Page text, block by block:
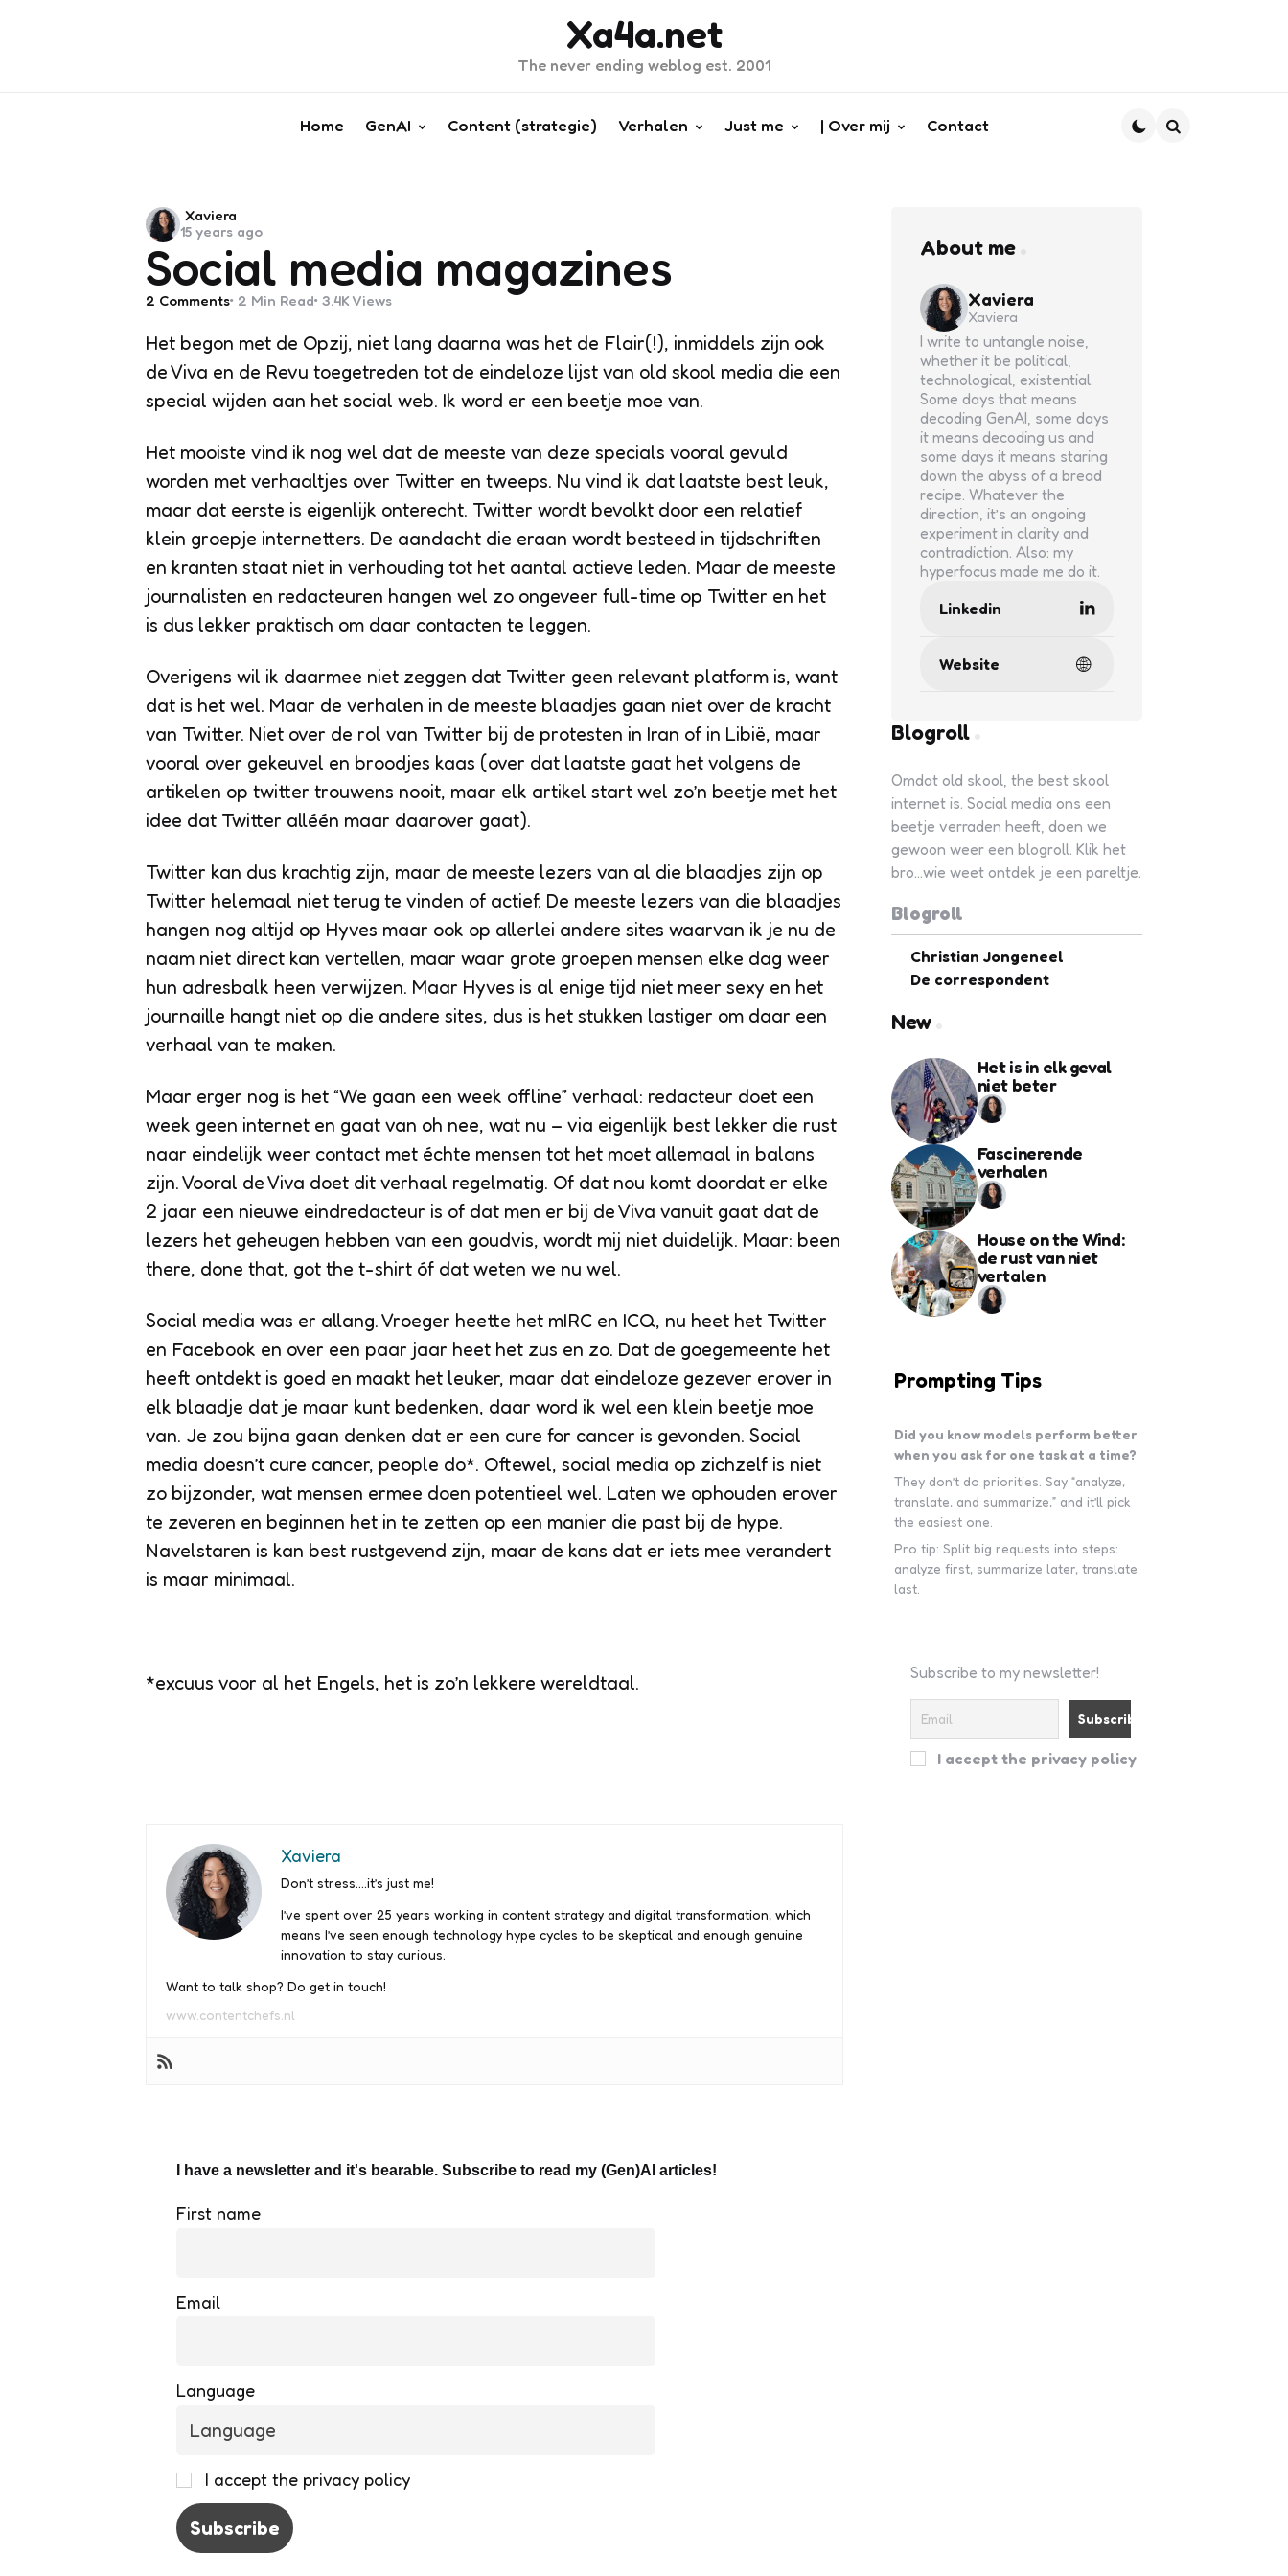
Xa4a.net
The never ending weblog est. 2001
Home GenAI Content (strategie) Verhalen Just me | Over mij Contact
Social media magazines
Posted
by
Xaviera
15 years ago
2 Comments 2 Min Read 3.4K Views
Het begon met de Opzij, niet lang daarna was het de Flair(!), inmiddels zijn ook
de Viva en de Revu toegetreden tot de eindeloze lijst van old skool media die een
special wijden aan het social web. Ik word er een beetje moe van.
Het mooiste vind ik nog wel dat de meeste van deze specials vooral gevuld
worden met verhaaltjes over Twitter en tweeps. Nu vind ik dat laatste best leuk,
maar dat eerste is eigenlijk onterecht. Twitter wordt bevolkt door een relatief
klein groepje internetters. De aandacht die eraan wordt besteed in tijdschriften
en kranten staat niet in verhouding tot het aantal actieve leden. Maar de meeste
journalisten en redacteuren hangen wel zo ongeveer full-time op Twitter en het
is dus lekker praktisch om daar contacten te leggen.
Overigens wil ik daarmee niet zeggen dat Twitter geen relevant platform is, want
dat is het wel. Maar de verhalen in de meeste blaadjes gaan niet over de kracht
van Twitter. Niet over de rol van Twitter bij de protesten in Iran of in Libië, maar
vooral over gekeuvel en broodjes kaas (over dat laatste gaat het volgens de
artikelen op twitter trouwens nooit, maar elk artikel start wel zo’n beetje met het
idee dat Twitter alléén maar daarover gaat).
Twitter kan dus krachtig zijn, maar de meeste lezers van al die blaadjes zijn op
Twitter helemaal niet terug te vinden of actief. De meeste lezers van die blaadjes
hangen nog altijd op Hyves maar ook op allerlei andere sites waarvan ik je nu de
naam niet direct kan vertellen, maar waar grote groepen mensen elke dag weer
hun adresbalk heen verwijzen. Maar Hyves is al enige tijd niet meer sexy en het
journaille hangt niet op die andere sites, dus is het stukken lastiger om daar een
verhaal van te maken.
Maar erger nog is het “We gaan een week offline” verhaal: redacteur doet een
week geen internet en gaat van oh nee, wat nu – via eigenlijk best lekker die rust
naar eindelijk weer contact met échte mensen tot het moet allemaal in balans
zijn. Vooral de Viva doet dit verhaal regelmatig. Of dat nou komt doordat er elke
2 jaar een nieuwe eindredacteur is of dat men er bij de Viva vanuit gaat dat de
lezers het geheugen hebben van een goudvis, wordt mij niet duidelijk. Maar: been
there, done that, got the t-shirt óf dat weten we nu wel.
Social media was er allang. Vroeger heette het mIRC en ICQ, nu heet het Twitter
en Facebook en over een paar jaar heet het zus en zo. Dat de goegemeente het
heeft ontdekt is goed en maakt het leuker, maar dat eindeloze gezever erover in
elk blaadje dat je maar kunt bedenken, daar word ik wel een klein beetje moe
van. Je zou bijna gaan denken dat er een cure for cancer is gevonden. Social
media doesn’t cure cancer, people do*. Oftewel, social media op zichzelf is niet
zo bijzonder, wat mensen ermee doen potentieel wel. Laten we ophouden erover
te zeveren en beginnen het in te zetten op een manier die past bij de hype.
Navelstaren is kan best rustgevend zijn, maar de kans dat er iets mee verandert
is maar minimaal.
*excuus voor al het Engels, het is zo’n lekkere wereldtaal.
Xaviera
Don’t stress….it’s just me!
I’ve spent over 25 years working in content strategy and digital transformation, which
means I’ve seen enough technology hype cycles to be skeptical and enough genuine
innovation to stay curious.
Want to talk shop? Do get in touch!
www.contentchefs.nl
I have a newsletter and it's bearable. Subscribe to read my (Gen)AI articles!
First name
Email
Language
I accept the privacy policy
About me
Xaviera
Xaviera
I write to untangle noise,
whether it be political,
technological, existential.
Some days that means
decoding GenAI, some days
it means decoding us and
some days it means staring
down the abyss of a bread
recipe. Whatever the
direction, it’s an ongoing
experiment in clarity and
contradiction. Also: my
hyperfocus made me do it.
Linkedin
Website
Blogroll
Omdat old skool, the best skool
internet is. Social media ons een
beetje verraden heeft, doen we
gewoon weer een blogroll. Klik het
bro...wie weet ontdek je een pareltje.
Blogroll
Christian Jongeneel
De correspondent
New
Het is in elk geval
niet beter
Fascinerende
verhalen
House on the Wind:
de rust van niet
vertalen
Prompting Tips
Did you know models perform better
when you ask for one task at a time?
They don’t do priorities. Say “analyze,
translate, and summarize,” and it’ll pick
the easiest one.
Pro tip: Split big requests into steps:
analyze first, summarize later, translate
last.
Subscribe to my newsletter!
I accept the privacy policy